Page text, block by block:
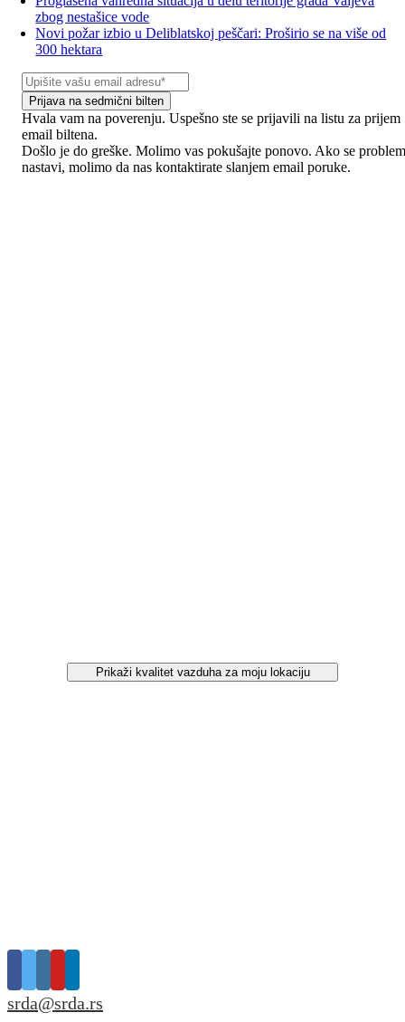
zbog nestašice vode
Novi požar izbio u Deliblatskoj peščari: Proširio se na više od
300 hektara
Prijava na sedmični bilten
Hvala vam na poverenju. Uspešno ste se prijavili na listu za prijem
email biltena.
Došlo je do greške. Molimo vas pokušajte ponovo. Ako se
nastavi, molimo da nas kontaktirate slanjem email poruke.
Prikaži kvalitet vazduha za moju lokaciju
srda@srda.rs